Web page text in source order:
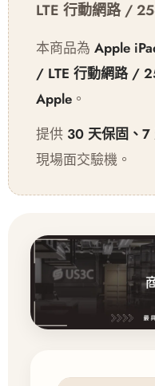
LTE 行動網路 /
本商品為 Apple
/ LTE 行動網路 /
Apple 。
提供 30 天保固、7
現場面交驗機。